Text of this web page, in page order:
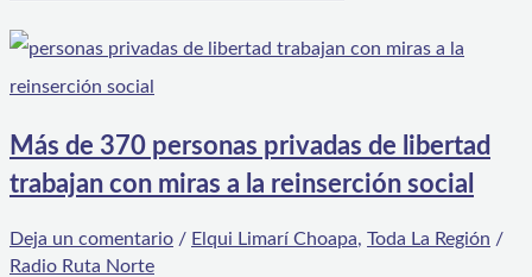
Más de 370 personas privadas de libertad
trabajan con miras a la reinserción social
Deja un comentario / Elqui Limarí Choapa, Toda La Región /
Radio Ruta Norte